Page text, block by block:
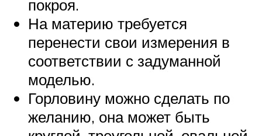
покроя.
На материю требуется
перенести свои измерения в
соответствии с задуманной
моделью.
Горловину можно сделать по
желанию, она может быть